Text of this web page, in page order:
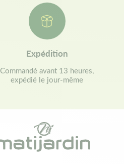
Expédition
Commandé avant 13 heures,
expédié le jour-même